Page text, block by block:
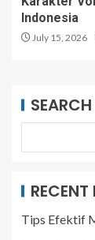
Indonesia
July 15, 2026
SEARCH
RECENT
Tips Efektif